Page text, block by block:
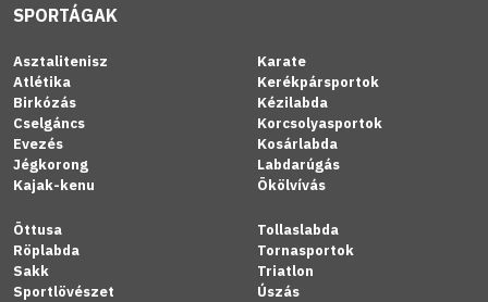
SPORTÁGAK
Asztalitenisz
Atlétika
Birkózás
Cselgáncs
Evezés
Jégkorong
Kajak-kenu
Karate
Kerékpársportok
Kézilabda
Korcsolyasportok
Kosárlabda
Labdarúgás
Ökölvívás
Öttusa
Röplabda
Sakk
Sportlövészet
Tollaslabda
Tornasportok
Triatlon
Úszás